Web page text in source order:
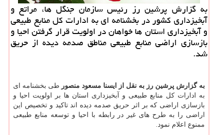
به گزارش پرشین رز رئیس سازمان جنگل ها، مراتع و
آبخیزداری كشور در بخشنامه ای به ادارات كل منابع طبیعی
و آبخیزداری استان ها خواهان در اولویت قرار گرفتن احیا و
بازسازی اراضی منابع طبیعی مناطق صدمه دیده از حریق
شد.
به گزارش پرشین رز به نقل از ایسنا مسعود منصور طی بخشنامه ای
به ادارات کل منابع طبیعی و آبخیزداری استان ها بر اولویت احیا و
بازسازی اراضی که بر اثر حریق صدمه دیده اند تاکید و تخصیص این
اراضی را به طرح های غیر در رابطه با احیا و توسعه منابع طبیعی
ممنوع اعلام نمود.